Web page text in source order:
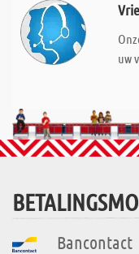
uw
Bancontact